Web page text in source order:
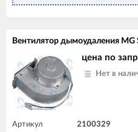
Вентилятор дымоудаления MG
цена по
Нет в
Артикул 2100329